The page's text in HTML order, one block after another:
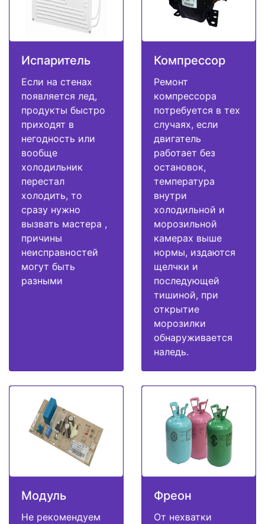
Испаритель
Если на стенах
появляется лед,
продукты быстро
приходят в
негодность или
вообще
холодильник
перестал
холодить, то
сразу нужно
вызвать мастера ,
причины
неисправностей
могут быть
разными
Компрессор
Ремонт
компрессора
потребуется в тех
случаях, если
двигатель
работает без
остановок,
температура
внутри
холодильной и
морозильной
камерах выше
нормы, издаются
щелчки и
последующей
тишиной, при
открытие
морозилки
обнаруживается
наледь.
Модуль
Не рекомендуем
Фреон
От нехватки